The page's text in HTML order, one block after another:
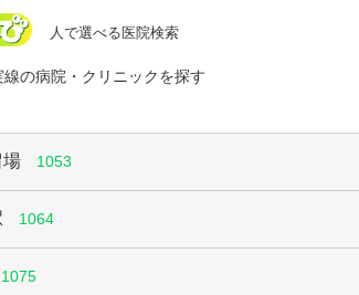
人で選べる医院検索
の病院・クリニックを探す
場 1053
1064
1075